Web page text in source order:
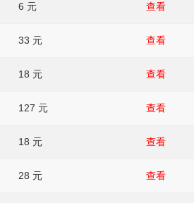
6 元 查看
33 元 查看
18 元 查看
127 元 查看
18 元 查看
28 元 查看